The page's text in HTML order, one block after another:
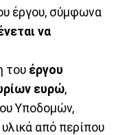
έργου, σύμφωνα
να
του έργου
ευρώ,
Υποδομών,
από περίπου